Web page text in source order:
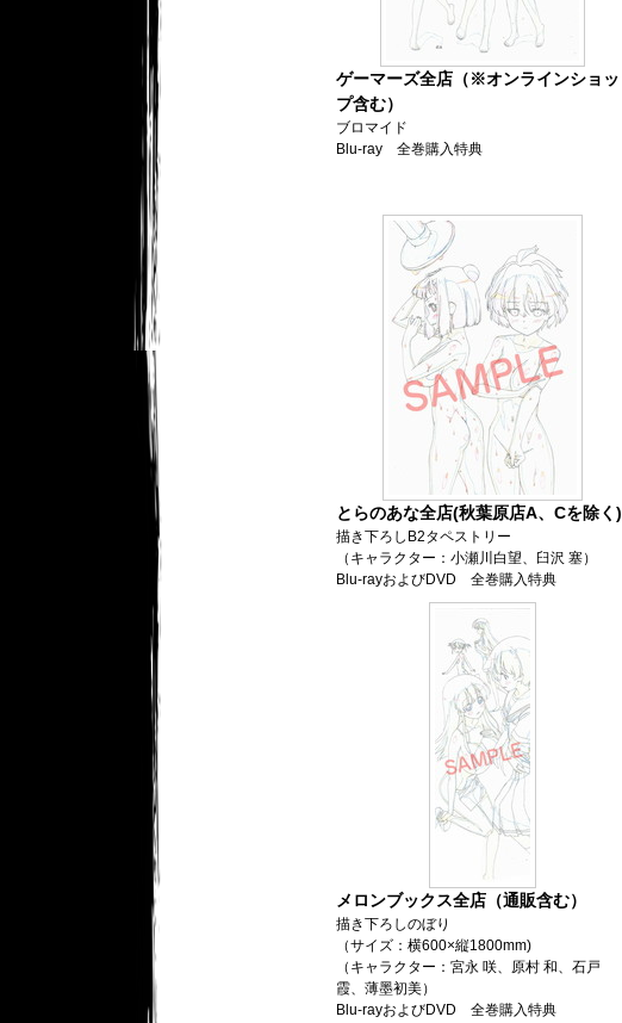
ゲーマーズ全店（※オンラインショッ
プ含む）
ブロマイド
Blu-ray 全巻購入特典
とらのあな全店(秋葉原店A、Cを除く)
描き下ろしB2タペストリー
（キャラクター：小瀬川白望、臼沢 塞）
Blu-rayおよびDVD 全巻購入特典
メロンブックス全店（通販含む）
描き下ろしのぼり
（サイズ：横600×縦1800mm)
（キャラクター：宮永 咲、原村 和、石戸
霞、薄墨初美）
Blu-rayおよびDVD 全巻購入特典